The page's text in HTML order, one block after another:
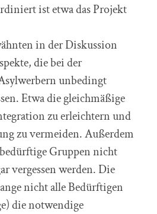
ist etwa das Projekt
in der Diskussion
die bei der
unbedingt
Etwa die gleichmäßige
zu erleichtern und
zu vermeiden. Außerdem
Gruppen nicht
vergessen werden. Die
nicht alle Bedürftigen
die notwendige